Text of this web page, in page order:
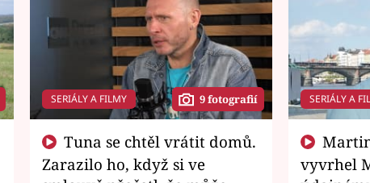
SERIÁLY A FILMY 9 fotografií
Zarazilo ho, když si ve
SERIÁLY A
vyvrhel